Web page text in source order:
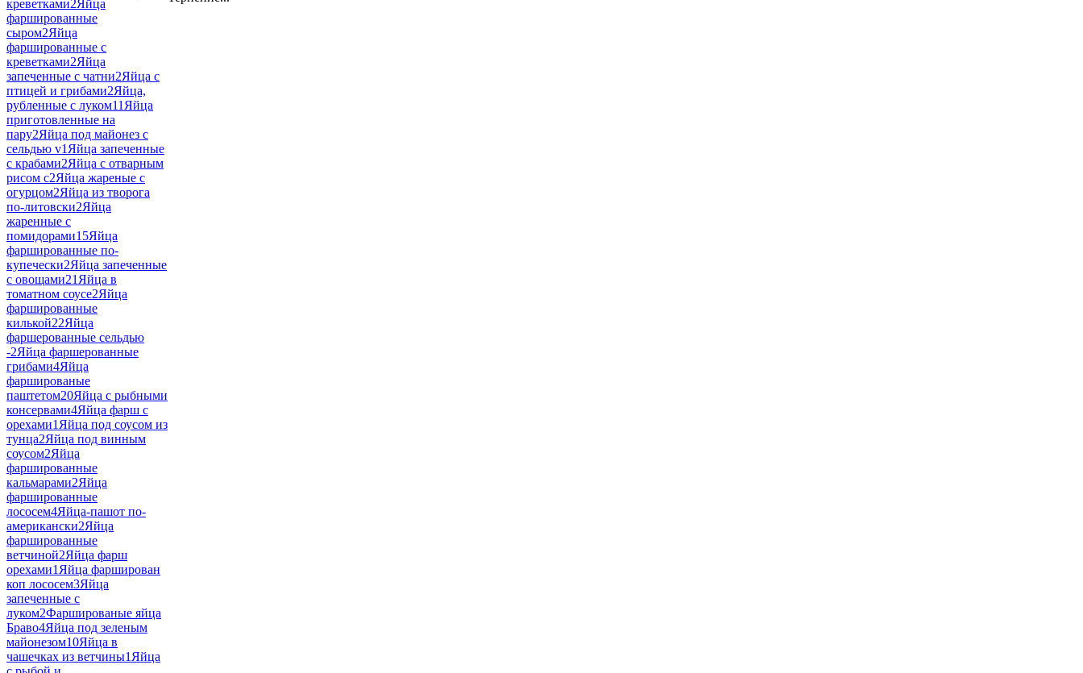
креветками2Яйца
фаршированные
сыром2Яйца
фаршированные с
креветками2Яйца
запеченные с чатни2Яйца с
птицей и грибами2Яйца,
рубленные с луком11 Яйца
приготовленные на
пару2Яйца под майонез с
сельдью v1 Яйца запеченные
с крабами2Яйца с отварным
рисом с2Яйца жареные с
огурцом2Яйца из творога
по-литовски2Яйца
жаренные с
помидорами15Яйца
фаршированные по-
купечески2Яйца запеченные
с овощами21 Яйца в
томатном соусе2Яйца
фаршированные
килькой22Яйца
фаршерованные сельдью
-2Яйца фаршерованные
грибами4Яйца
фаршированые
паштетом20Яйца с рыбными
консервами4Яйца фарш с
орехами1 Яйца под соусом из
тунца2Яйца под винным
соусом2Яйца
фаршированные
кальмарами2Яйца
фаршированные
лососем4Яйца-пашот по-
американски2Яйца
фаршированные
ветчиной2Яйца фарш
орехами1 Яйца фарширован
коп лососем3Яйца
запеченные с
луком2Фаршированые яйца
Браво4Яйца под зеленым
майонезом10Яйца в
чашечках из ветчины1 Яйца